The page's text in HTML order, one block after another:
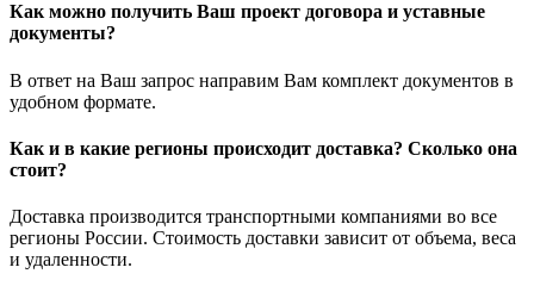
Как можно получить Ваш проект договора и уставные
документы?
В ответ на Ваш запрос направим Вам комплект документов в
удобном формате.
Как и в какие регионы происходит доставка? Сколько она
стоит?
Доставка производится транспортными компаниями во все
регионы России. Стоимость доставки зависит от объема, веса
и удаленности.